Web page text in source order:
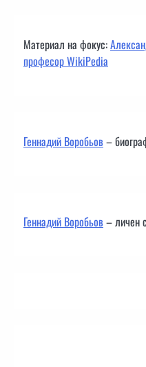
Материал на фокус:
професор WikiPedia
Геннадий Воробьов–
Геннадий Воробьов– личен